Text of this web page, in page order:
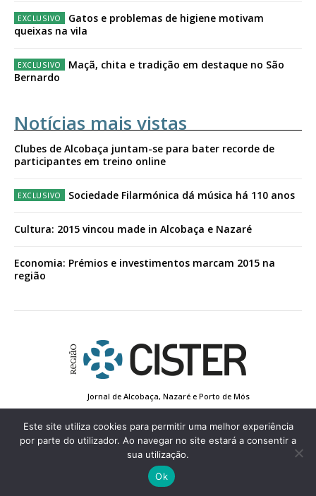
Gatos e problemas de higiene motivam
queixas na vila
Maçã, chita e tradição em destaque no São
Bernardo
Notícias mais vistas
Clubes de Alcobaça juntam-se para bater recorde de
participantes em treino online
Sociedade Filarmónica dá música há 110 anos
Cultura: 2015 vincou made in Alcobaça e Nazaré
Economia: Prémios e investimentos marcam 2015 na
região
Jornal de Alcobaça, Nazaré e Porto de Mós
Conta de Registo
Edição Impressa
© 2022 Região de Cister - Todos os direitos reservados.
Este site utiliza cookies para permitir uma melhor experiência
por parte do utilizador. Ao navegar no site estará a consentir a
sua utilização.
Ok